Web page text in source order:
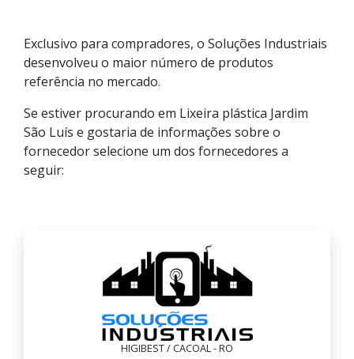
Exclusivo para compradores, o Soluções Industriais
desenvolveu o maior número de produtos
referência no mercado.
Se estiver procurando em Lixeira plástica Jardim
São Luís e gostaria de informações sobre o
fornecedor selecione um dos fornecedores a
seguir:
HIGIBEST / CACOAL - RO